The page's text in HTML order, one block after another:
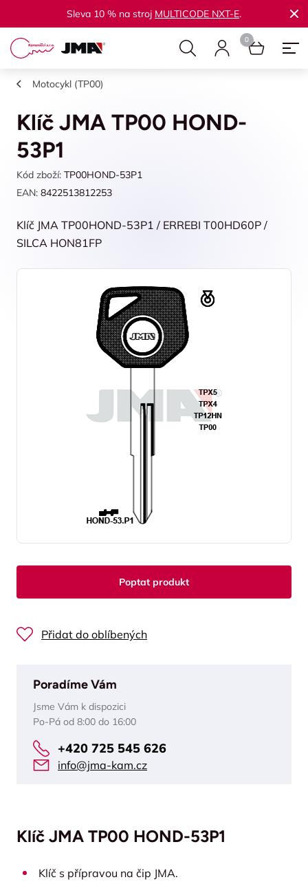
Sleva 10 % na stroj MULTICODE NXT-E.
Motocykl (TP00)
Klíč JMA TP00 HOND-
53P1
Kód zboží: TP00HOND-53P1
EAN: 8422513812253
Klíč JMA TP00HOND-53P1 / ERREBI T00HD60P /
SILCA HON81FP
Poptat produkt
Přidat do oblíbených
Poradíme Vám
Jsme Vám k dispozici
Po-Pá od 8:00 do 16:00
+420 725 545 626
info@jma-kam.cz
Klíč JMA TP00 HOND-53P1
Klíč s přípravou na čip JMA.